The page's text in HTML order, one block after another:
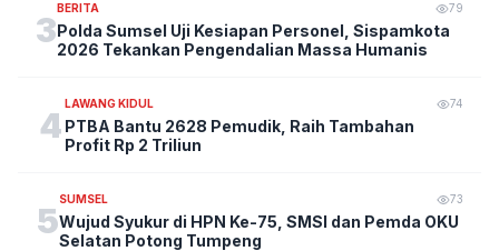
3
BERITA 79
Polda Sumsel Uji Kesiapan Personel, Sispamkota
2026 Tekankan Pengendalian Massa Humanis
4
LAWANG KIDUL 74
PTBA Bantu 2628 Pemudik, Raih Tambahan
Profit Rp 2 Triliun
5
SUMSEL 73
Wujud Syukur di HPN Ke-75, SMSI dan Pemda OKU
Selatan Potong Tumpeng